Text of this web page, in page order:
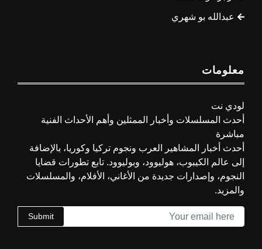
عبدالله بو شهري
معلومات
لودي نت
أحدث المسلسلات وأخبار الممثلين وأهم الأحداث الفنية
مباشرة
أحدث أخبار المشاهير العرب ونجوم تركيا وكوريا، بالإضافة
إلى عالم الكيبوب، هوليوود، وبوليوود. تابع تطورات قضايا
النجوم، وإصدارات جديدة من الأغاني، الأفلام، والمسلسلات
والمزيد.
Submit